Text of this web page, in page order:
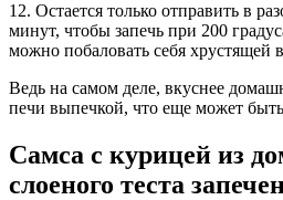
12. Остается только отправить в
минут, чтобы запечь при 200
можно побаловать себя хрустящей
Ведь на самом деле, вкуснее
печи выпечкой, что еще может
Самса с курицей из
слоеного теста